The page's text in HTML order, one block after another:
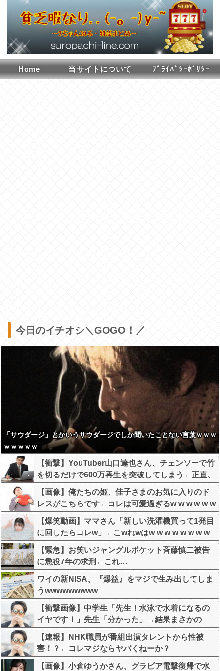
Home 当サイトについて ﾌﾟﾗｲﾊﾞｼｰﾎﾟﾘｼｰ
今日のイチオシ＼GOGO！／
「サウダージ」とかいうサウダージでしか聞いたことない言葉ｗｗｗ
ｗｗｗｗｗ
【衝撃】YouTuber山口達也さん、チェンソーで竹
を切るだけで600万再生を突破してしまう←正直、
こう言うのでいいんだよなw w w w w w w w
【画像】俺たちの姫、佳子さまのお気に入りのド
レスがこちらです←コレは可愛過ぎるw w w w w w
w w
【爆笑動画】ママさん「新しい洗濯機買って1発目
に回したらコレw」←こwれwはw w w w w w w w
w w
【緊急】お笑いジャングルポケット斉藤慎二被告
に懲役7年の求刑←これ…
ワイの新NISA、『爆益』をマジで生み出してしま
うwwwwwwwww
【衝撃画像】中学生「先生！水泳で水着になるの
イヤです！」先生「分かった」→結果まさかの
『こう』なってしまうw w w w w w w
【速報】NHK職員が番組出演タレントから性被
害！？←コレマジならヤバくねーか？
【画像】小倉ゆうかさん、グラビア電撃復帰で水